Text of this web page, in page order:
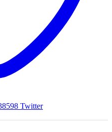
Twitter